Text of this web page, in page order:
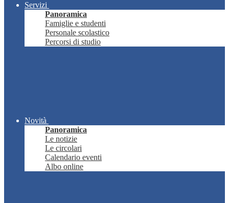
Servizi
Panoramica
Famiglie e studenti
Personale scolastico
Percorsi di studio
Novità
Panoramica
Le notizie
Le circolari
Calendario eventi
Albo online